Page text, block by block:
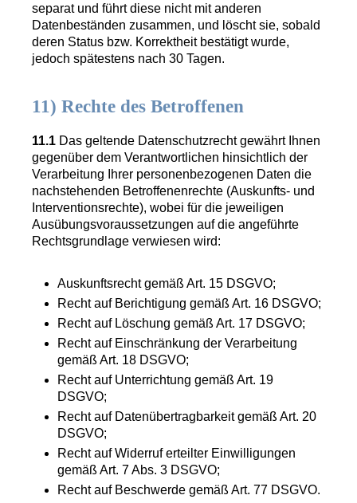
separat und führt diese nicht mit anderen
Datenbeständen zusammen, und löscht sie, sobald
deren Status bzw. Korrektheit bestätigt wurde,
jedoch spätestens nach 30 Tagen.
11) Rechte des Betroffenen
11.1 Das geltende Datenschutzrecht gewährt Ihnen
gegenüber dem Verantwortlichen hinsichtlich der
Verarbeitung Ihrer personenbezogenen Daten die
nachstehenden Betroffenenrechte (Auskunfts- und
Interventionsrechte), wobei für die jeweiligen
Ausübungsvoraussetzungen auf die angeführte
Rechtsgrundlage verwiesen wird:
Auskunftsrecht gemäß Art. 15 DSGVO;
Recht auf Berichtigung gemäß Art. 16 DSGVO;
Recht auf Löschung gemäß Art. 17 DSGVO;
Recht auf Einschränkung der Verarbeitung
gemäß Art. 18 DSGVO;
Recht auf Unterrichtung gemäß Art. 19
DSGVO;
Recht auf Datenübertragbarkeit gemäß Art. 20
DSGVO;
Recht auf Widerruf erteilter Einwilligungen
gemäß Art. 7 Abs. 3 DSGVO;
Recht auf Beschwerde gemäß Art. 77 DSGVO.